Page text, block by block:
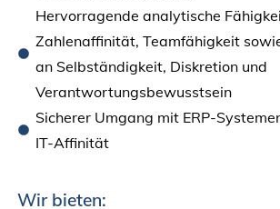
Hervorragende analytische
Zahlenaffinität, Teamfähigkeit
an Selbständigkeit, Diskretion und
Verantwortungsbewusstsein
Sicherer Umgang mit ERP-
IT-Affinität
Wir bieten: